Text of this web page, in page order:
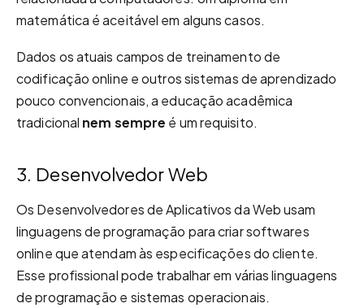
matemática é aceitável em alguns casos.
Dados os atuais campos de treinamento de
codificação online e outros sistemas de aprendizado
pouco convencionais, a educação acadêmica
tradicional nem sempre é um requisito.
3. Desenvolvedor Web
Os Desenvolvedores de Aplicativos da Web usam
linguagens de programação para criar softwares
online que atendam às especificações do cliente.
Esse profissional pode trabalhar em várias linguagens
de programação e sistemas operacionais.